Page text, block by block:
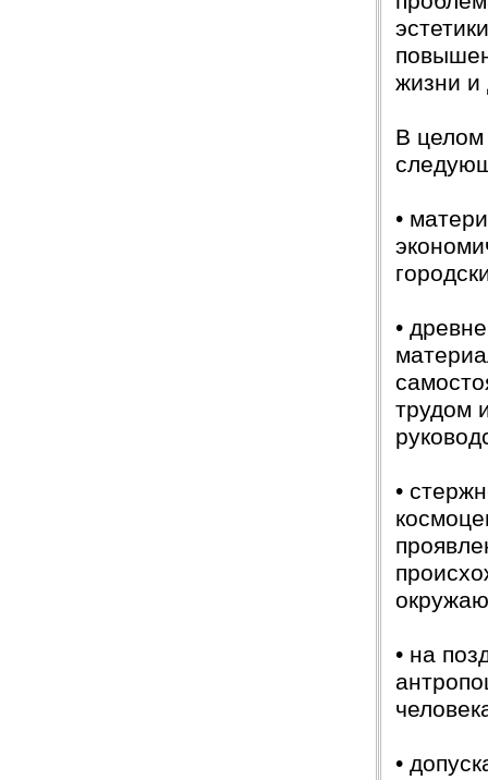
жизни и
В целом
•
•
трудом
•
• на
•